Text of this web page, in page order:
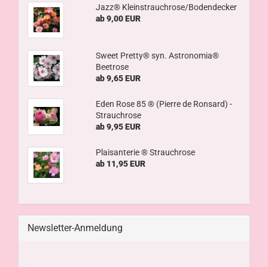
Jazz® Kleinstrauchrose/Bodendecker
ab 9,00 EUR
Sweet Pretty® syn. Astronomia®
Beetrose
ab 9,65 EUR
Eden Rose 85 ® (Pierre de Ronsard) -
Strauchrose
ab 9,95 EUR
Plaisanterie ® Strauchrose
ab 11,95 EUR
Newsletter-Anmeldung